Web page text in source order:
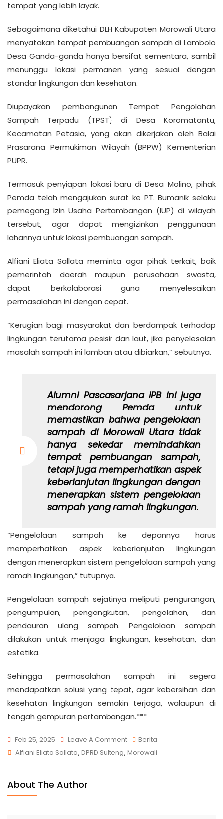
tempat yang lebih layak.
Sebagaimana diketahui DLH Kabupaten Morowali Utara
menyatakan tempat pembuangan sampah di Lambolo
Desa Ganda-ganda hanya bersifat sementara, sambil
menunggu lokasi permanen yang sesuai dengan
standar lingkungan dan kesehatan.
Diupayakan pembangunan Tempat Pengolahan
Sampah Terpadu (TPST) di Desa Koromatantu,
Kecamatan Petasia, yang akan dikerjakan oleh Balai
Prasarana Permukiman Wilayah (BPPW) Kementerian
PUPR.
Termasuk penyiapan lokasi baru di Desa Molino, pihak
Pemda telah mengajukan surat ke PT. Bumanik selaku
pemegang Izin Usaha Pertambangan (IUP) di wilayah
tersebut, agar dapat mengizinkan penggunaan
lahannya untuk lokasi pembuangan sampah.
Alfiani Eliata Sallata meminta agar pihak terkait, baik
pemerintah daerah maupun perusahaan swasta,
dapat berkolaborasi guna menyelesaikan
permasalahan ini dengan cepat.
“Kerugian bagi masyarakat dan berdampak terhadap
lingkungan terutama pesisir dan laut, jika penyelesaian
masalah sampah ini lamban atau dibiarkan,” sebutnya.
Alumni Pascasarjana IPB ini juga
mendorong Pemda untuk
memastikan bahwa pengelolaan
sampah di Morowali Utara tidak
hanya sekedar memindahkan
tempat pembuangan sampah,
tetapi juga memperhatikan aspek
keberlanjutan lingkungan dengan
menerapkan sistem pengelolaan
sampah yang ramah lingkungan.
“Pengelolaan sampah ke depannya harus
memperhatikan aspek keberlanjutan lingkungan
dengan menerapkan sistem pengelolaan sampah yang
ramah lingkungan,” tutupnya.
Pengelolaan sampah sejatinya meliputi pengurangan,
pengumpulan, pengangkutan, pengolahan, dan
pendauran ulang sampah. Pengelolaan sampah
dilakukan untuk menjaga lingkungan, kesehatan, dan
estetika.
Sehingga permasalahan sampah ini segera
mendapatkan solusi yang tepat, agar kebersihan dan
kesehatan lingkungan semakin terjaga, walaupun di
tengah gempuran pertambangan.***
Feb 25, 2025 Leave A Comment
Berita
Alfiani Eliata Sallata, DPRD Sulteng, Morowali
About The Author